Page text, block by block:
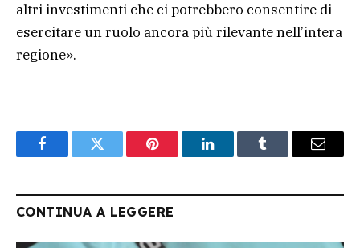
altri investimenti che ci potrebbero consentire di
esercitare un ruolo ancora più rilevante nell’intera
regione».
FacebookTwitter Pinterest LinkedInTumblr Email
CONTINUA A LEGGERE